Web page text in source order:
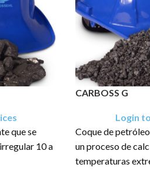
que se
10 a
CARBOSS G
Login
Coque de
un proceso de
temperaturas